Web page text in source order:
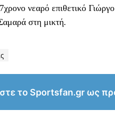
νεαρό επιθετικό
στη μικτή.
το Sportsfan.gr ως